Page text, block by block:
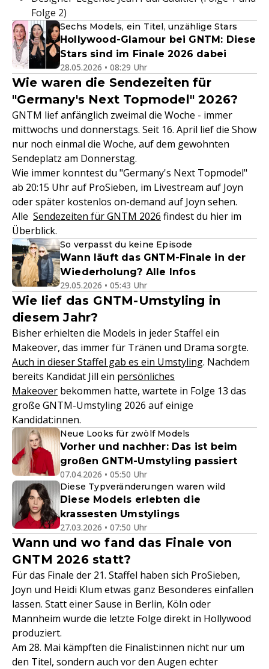
Folge 2)
Sechs Models, ein Titel, unzählige Stars
Hollywood-Glamour bei GNTM: Diese
Stars sind im Finale 2026 dabei
28.05.2026 • 08:29 Uhr
Wie waren die Sendezeiten für
"Germany's Next Topmodel" 2026?
GNTM lief anfänglich zweimal die Woche - immer
mittwochs und donnerstags. Seit 16. April lief die Show
nur noch einmal die Woche, auf dem gewohnten
Sendeplatz am Donnerstag.
Wie immer konntest du "Germany's Next Topmodel"
ab 20:15 Uhr auf ProSieben, im Livestream auf Joyn
oder später kostenlos on-demand auf Joyn sehen.
Alle Sendezeiten für GNTM 2026 findest du hier im
Überblick.
So verpasst du keine Episode
Wann läuft das GNTM-Finale in der
Wiederholung? Alle Infos
29.05.2026 • 05:43 Uhr
Wie lief das GNTM-Umstyling in
diesem Jahr?
Bisher erhielten die Models in jeder Staffel ein
Makeover, das immer für Tränen und Drama sorgte.
Auch in dieser Staffel gab es ein Umstyling. Nachdem
bereits Kandidat Jill ein persönliches
Makeover bekommen hatte, wartete in Folge 13 das
große GNTM-Umstyling 2026 auf einige
Kandidat:innen.
Neue Looks für zwölf Models
Vorher und nachher: Das ist beim
großen GNTM-Umstyling passiert
07.04.2026 • 05:50 Uhr
Diese Typveränderungen waren wild
Diese Models erlebten die
krassesten Umstylings
27.03.2026 • 07:50 Uhr
Wann und wo fand das Finale von
GNTM 2026 statt?
Für das Finale der 21. Staffel haben sich ProSieben,
Joyn und Heidi Klum etwas ganz Besonderes einfallen
lassen. Statt einer Sause in Berlin, Köln oder
Mannheim wurde die letzte Folge direkt in Hollywood
produziert.
Am 28. Mai kämpften die Finalist:innen nicht nur um
den Titel, sondern auch vor den Augen echter